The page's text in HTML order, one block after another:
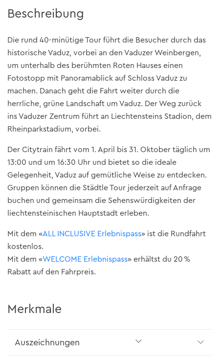
Beschreibung
Die rund 40-minütige Tour führt die Besucher durch das
historische Vaduz, vorbei an den Vaduzer Weinbergen,
um unterhalb des berühmten Roten Hauses einen
Fotostopp mit Panoramablick auf Schloss Vaduz zu
machen. Danach geht die Fahrt weiter durch die
herrliche, grüne Landschaft um Vaduz. Der Weg zurück
ins Vaduzer Zentrum führt an Liechtensteins Stadion, dem
Rheinparkstadium, vorbei.
Der Citytrain fährt vom 1. April bis 31. Oktober täglich um
13:00 und um 16:30 Uhr und bietet so die ideale
Gelegenheit, Vaduz auf gemütliche Weise zu entdecken.
Gruppen können die Städtle Tour jederzeit auf Anfrage
buchen und gemeinsam die Sehenswürdigkeiten der
liechtensteinischen Hauptstadt erleben.
Mit dem «ALL INCLUSIVE Erlebnispass» ist die Rundfahrt
kostenlos.
Mit dem «WELCOME Erlebnispass» erhältst du 20 %
Rabatt auf den Fahrpreis.
Merkmale
Auszeichnungen